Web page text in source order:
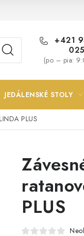
+421
025
(po – pia:
JEDÁLENSKÉ STOLY
PLUS
PLUS